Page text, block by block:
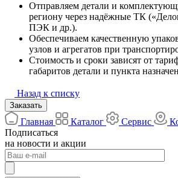
Отправляем детали и
региону через надёжные ТК
ПЭК и др.).
Обеспечиваем качественную
узлов и агрегатов при
Стоимость и сроки зависят от
габаритов детали и пункта
Назад к списку
Заказать
Главная Каталог Сервис
Подписаться
на новости и акции